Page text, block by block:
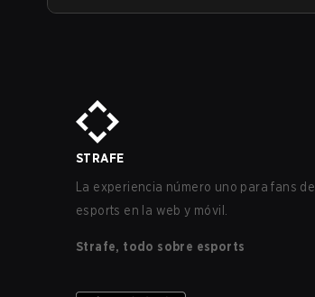
STRAFE
La experiencia número uno para fans de
esports en la web y móvil.
Strafe, todo sobre esports